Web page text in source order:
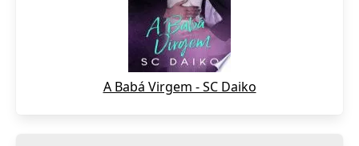
A Babá Virgem - SC Daiko